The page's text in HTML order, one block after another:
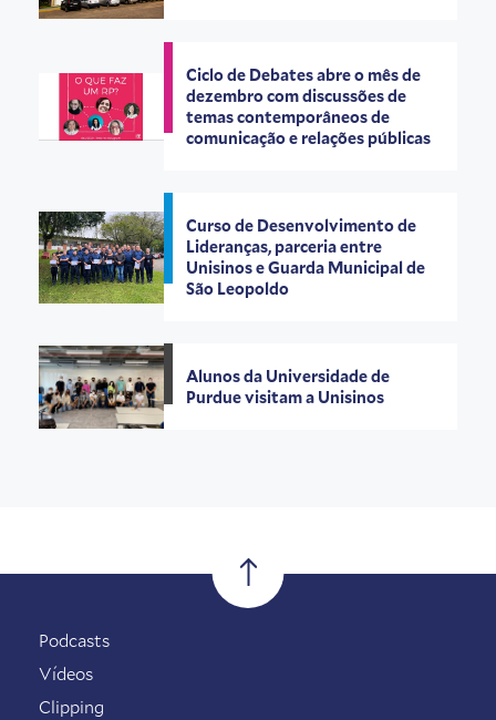
Ciclo de Debates abre o mês de
dezembro com discussões de
temas contemporâneos de
comunicação e relações públicas
Curso de Desenvolvimento de
Lideranças, parceria entre
Unisinos e Guarda Municipal de
São Leopoldo
Alunos da Universidade de
Purdue visitam a Unisinos
Podcasts
Vídeos
Clipping